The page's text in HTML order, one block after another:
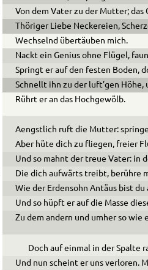
Von dem Vater zu der Mutter; das
Thöriger Liebe Neckereien,
Wechselnd übertäuben mich.
Nackt ein Genius ohne Flügel,
Springt er auf den festen Boden,
Schnellt ihn zu der luft’gen
Rührt er an das Hochgewölb.
Aengstlich ruft die Mutter:
Aber hüte dich zu fliegen, freier
Und so mahnt der treue Vater: in
Die dich aufwärts treibt, berühre
Wie der Erdensohn Antäus bist
Und so hüpft er auf die Masse
Zu dem andern und umher so wie
Doch auf einmal in der Spalte
Und nun scheint er uns verloren.